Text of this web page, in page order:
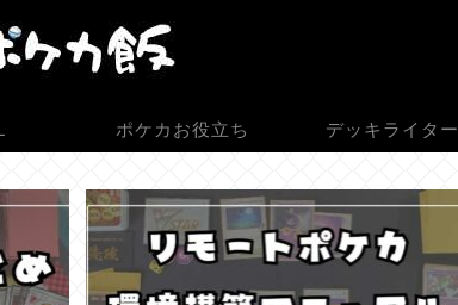
ポケカお役立ち デッキライター